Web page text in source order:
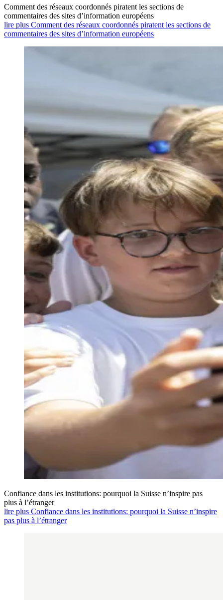
Comment des réseaux coordonnés piratent les sections de
commentaires des sites d’information européens
lire plus Comment des réseaux coordonnés piratent les sections de
commentaires des sites d’information européens
Confiance dans les institutions: pourquoi la Suisse n’inspire pas
plus à l’étranger
lire plus Confiance dans les institutions: pourquoi la Suisse n’inspire
pas plus à l’étranger